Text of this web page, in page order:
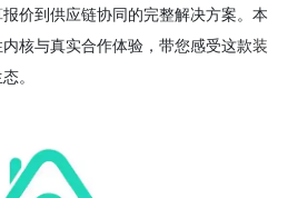
价到供应链协同的完整解决方案。本
核与真实合作体验，带您感受这款装
。